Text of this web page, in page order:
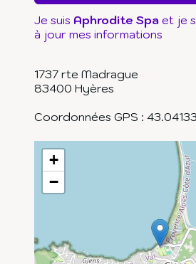
Je suis Aphrodite Spa et je
à jour mes informations
1737 rte Madrague
83400 Hyères
Coordonnées GPS :
+
−